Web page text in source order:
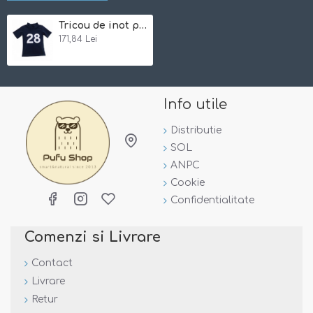
Marimile sunt orientative si pot varia in functie de
dimensiunile fiecarui copil!
Tricou de inot pentru copii, cu filtru UV - Petit Crabe - Ash Blue 2/3 ani
171,84 Lei
Info utile
Distributie
SOL
ANPC
Cookie
Confidentialitate
Comenzi si Livrare
Contact
Livrare
Retur